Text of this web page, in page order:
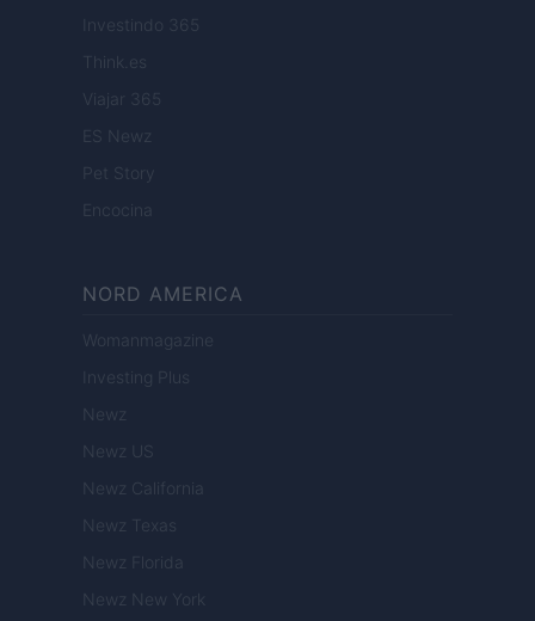
Investindo 365
Think.es
Viajar 365
ES Newz
Pet Story
Encocina
NORD AMERICA
Womanmagazine
Investing Plus
Newz
Newz US
Newz California
Newz Texas
Newz Florida
Newz New York